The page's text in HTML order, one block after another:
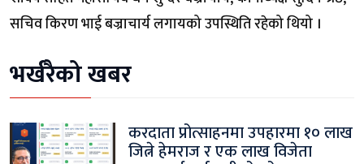
सचिव किरण भाई बज्राचार्य लगायको उपस्थिति रहेको थियो ।
भर्खरैको खबर
करदाता प्रोत्साहनमा उपहारमा १० लाख
जित्ने हेमराज र एक लाख विजेता